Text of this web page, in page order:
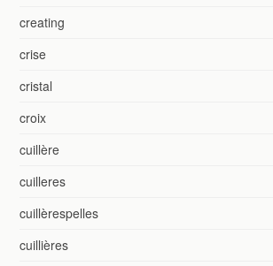
creating
crise
cristal
croix
cuillère
cuilleres
cuillèrespelles
cuillières